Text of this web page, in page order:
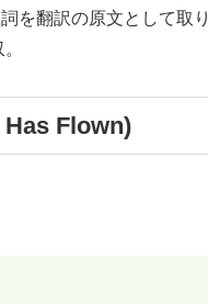
を翻訳の原文として取
Flown)